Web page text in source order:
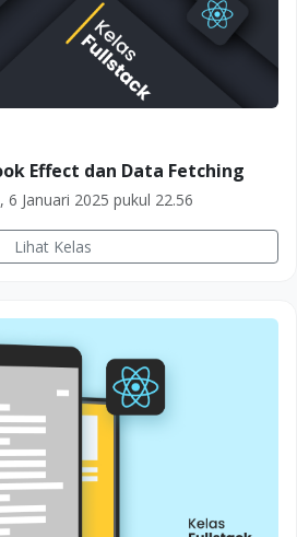
Effect dan Data Fetching
6 Januari 2025 pukul 22.56
Lihat Kelas